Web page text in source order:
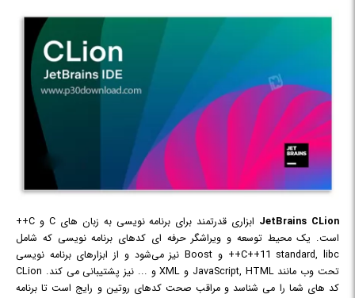
JetBrains CLion
ابزاری قدرتمند برای برنامه نویسی به زبان های C و C++
است. یک محیط توسعه و ویراشگر حرفه ای کدهای برنامه نویسی که شامل
C++11 standard, libc++ و Boost نیز می‌شود و از ابزارهای برنامه نویسی
تحت وب مانند JavaScript, HTML و XML و ... نیز پشتیبانی می کند. CLion
کد های شما را می شناسد و مراقب صحت کدهای روتین و رایج است تا برنامه